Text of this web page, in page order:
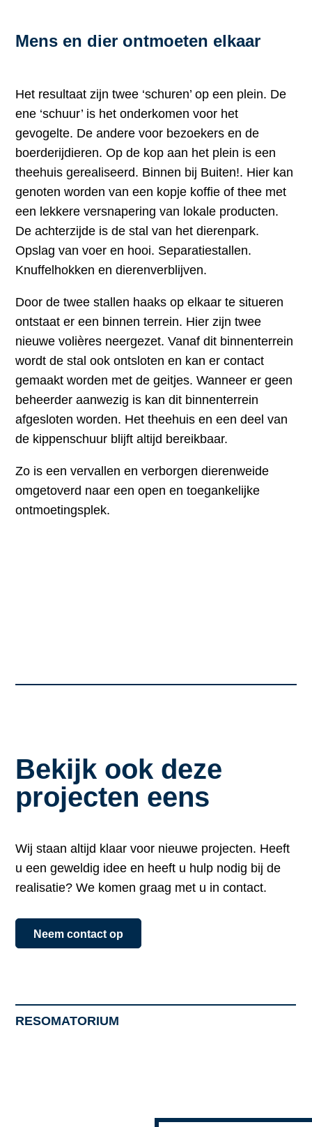
Mens en dier ontmoeten elkaar
Het resultaat zijn twee ‘schuren’ op een plein. De
ene ‘schuur’ is het onderkomen voor het
gevogelte. De andere voor bezoekers en de
boerderijdieren. Op de kop aan het plein is een
theehuis gerealiseerd. Binnen bij Buiten!. Hier kan
genoten worden van een kopje koffie of thee met
een lekkere versnapering van lokale producten.
De achterzijde is de stal van het dierenpark.
Opslag van voer en hooi. Separatiestallen.
Knuffelhokken en dierenverblijven.
Door de twee stallen haaks op elkaar te situeren
ontstaat er een binnen terrein. Hier zijn twee
nieuwe volières neergezet. Vanaf dit binnenterrein
wordt de stal ook ontsloten en kan er contact
gemaakt worden met de geitjes. Wanneer er geen
beheerder aanwezig is kan dit binnenterrein
afgesloten worden. Het theehuis en een deel van
de kippenschuur blijft altijd bereikbaar.
Zo is een vervallen en verborgen dierenweide
omgetoverd naar een open en toegankelijke
ontmoetingsplek.
Bekijk ook deze
projecten eens
Wij staan altijd klaar voor nieuwe projecten. Heeft
u een geweldig idee en heeft u hulp nodig bij de
realisatie? We komen graag met u in contact.
Neem contact op
RESOMATORIUM